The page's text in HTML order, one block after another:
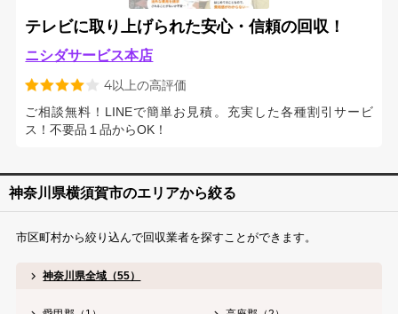
テレビに取り上げられた安心・信頼の回収！
ニシダサービス本店
4以上の高評価
ご相談無料！LINEで簡単お見積。充実した各種割引サービ
ス！不要品１品からOK！
神奈川県横須賀市のエリアから絞る
市区町村から絞り込んで回収業者を探すことができます。
神奈川県全域（55）